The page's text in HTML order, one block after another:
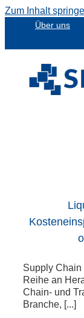
Zum Inhalt
Über uns
Supply Chain
Reihe an
Chain- und
Branche, [...]